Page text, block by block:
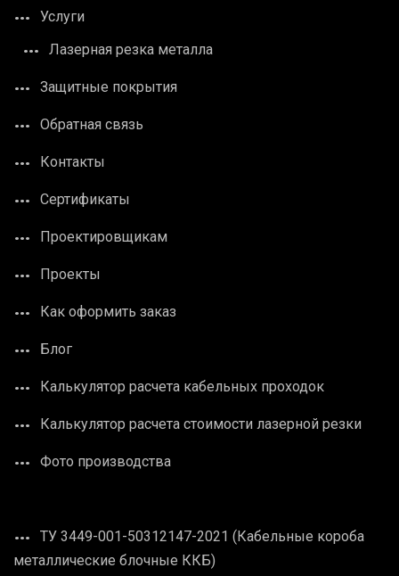
Услуги
Лазерная резка металла
Защитные покрытия
Обратная связь
Контакты
Сертификаты
Проектировщикам
Проекты
Как оформить заказ
Блог
Калькулятор расчета кабельных проходок
Калькулятор расчета стоимости лазерной резки
Фото производства
ТУ 3449-001-50312147-2021 (Кабельные короба
металлические блочные ККБ)